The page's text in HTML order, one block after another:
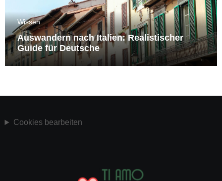
Wissen
Auswandern nach Italien: Realistischer
Guide für Deutsche
Cookies bearbeiten